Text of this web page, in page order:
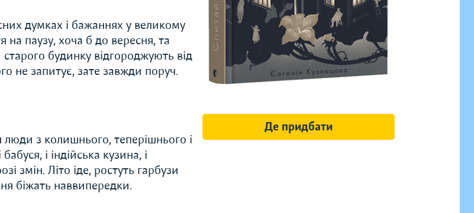
думках і бажаннях у великому
на паузу, хоча б до вересня, та
будинку відгороджують від
не запитує, зате завжди поруч.
люди з колишнього, теперішнього і
і індійська кузина, і
змін. Літо іде, ростуть гарбузи
біжать наввипередки.
Де придбати